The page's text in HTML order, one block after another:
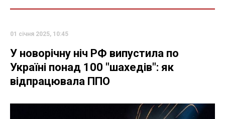
01 січня 2025, 10:45
У новорічну ніч РФ випустила по
Україні понад 100 "шахедів": як
відпрацювала ППО